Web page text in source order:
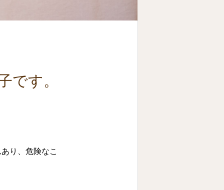
です。
り、危険なこ